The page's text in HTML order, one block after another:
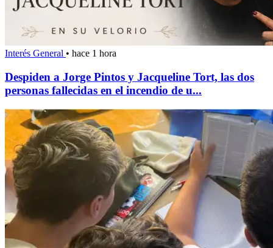
Interés General • hace 1 hora
Despiden a Jorge Pintos y Jacqueline Tort, las dos
personas fallecidas en el incendio de u...